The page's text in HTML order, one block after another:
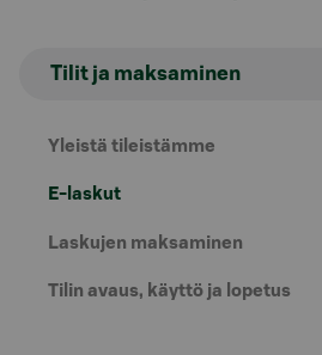
Tilit ja maksaminen
Yleistä tileistämme
E-laskut
Laskujen maksaminen
Tilin avaus, käyttö ja lopetus